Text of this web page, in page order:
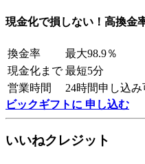
現金化で損しない！高換金
換金率
最大98.9％
現金化まで 最短5分
営業時間
24時間申し込み
ビックギフトに 申し込む
いいねクレジット